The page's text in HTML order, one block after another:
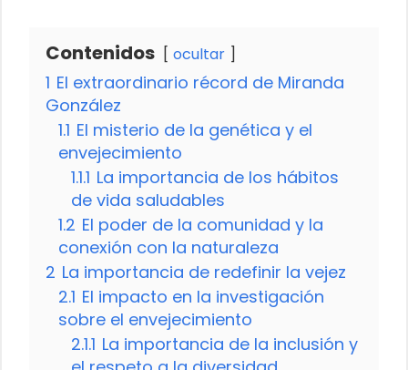
Contenidos ocultar
1 El extraordinario récord de Miranda
González
1.1 El misterio de la genética y el
envejecimiento
1.1.1 La importancia de los hábitos
de vida saludables
1.2 El poder de la comunidad y la
conexión con la naturaleza
2 La importancia de redefinir la vejez
2.1 El impacto en la investigación
sobre el envejecimiento
2.1.1 La importancia de la inclusión y